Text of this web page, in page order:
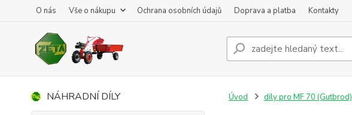
O nás Vše o nákupu Ochrana osobních údajů Doprava a platba Kontakty
NÁHRADNÍ DÍLY Úvod díly pro MF 70 (Gutbrod)